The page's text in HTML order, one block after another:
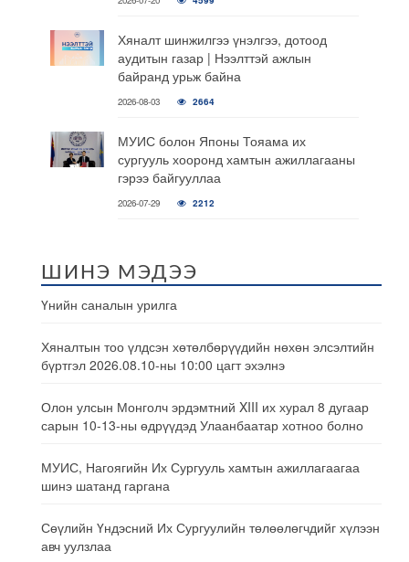
Хяналт шинжилгээ үнэлгээ, дотоод
аудитын газар | Нээлттэй ажлын
байранд урьж байна
2026-08-03 2664
МУИС болон Японы Тояама их
сургууль хооронд хамтын ажиллагааны
гэрээ байгууллаа
2026-07-29 2212
ШИНЭ МЭДЭЭ
Үнийн саналын урилга
Хяналтын тоо үлдсэн хөтөлбөрүүдийн нөхөн элсэлтийн
бүртгэл 2026.08.10-ны 10:00 цагт эхэлнэ
Олон улсын Монголч эрдэмтний XIII их хурал 8 дугаар
сарын 10-13-ны өдрүүдэд Улаанбаатар хотноо болно
МУИС, Нагоягийн Их Сургууль хамтын ажиллагаагаа
шинэ шатанд гаргана
Сөүлийн Үндэсний Их Сургуулийн төлөөлөгчдийг хүлээн
авч уулзлаа